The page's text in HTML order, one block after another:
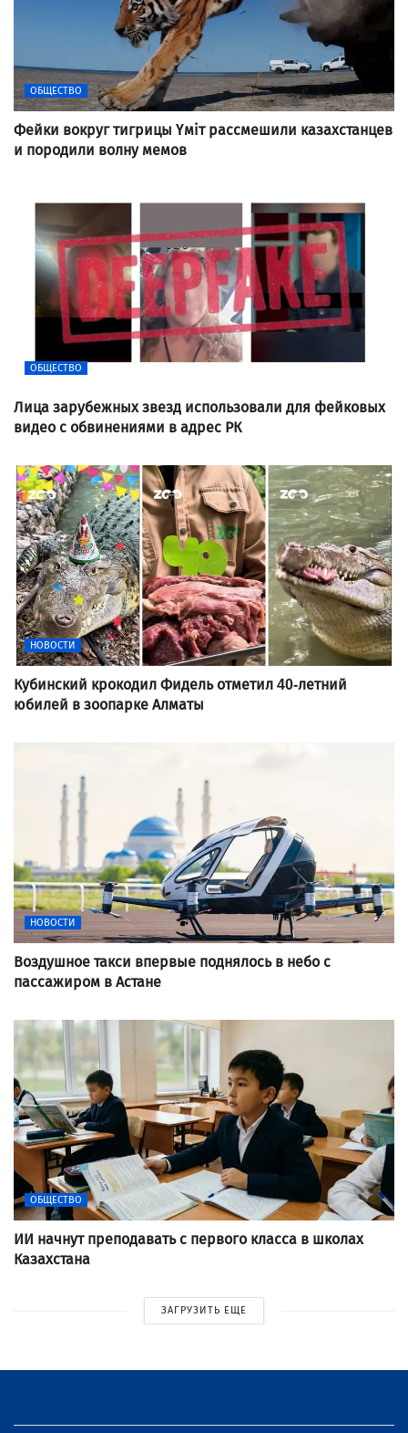
ОБЩЕСТВО
Фейки вокруг тигрицы Үміт рассмешили казахстанцев
и породили волну мемов
ОБЩЕСТВО
Лица зарубежных звезд использовали для фейковых
видео с обвинениями в адрес РК
НОВОСТИ
Кубинский крокодил Фидель отметил 40-летний
юбилей в зоопарке Алматы
НОВОСТИ
Воздушное такси впервые поднялось в небо с
пассажиром в Астане
ОБЩЕСТВО
ИИ начнут преподавать с первого класса в школах
Казахстана
ЗАГРУЗИТЬ ЕЩЕ